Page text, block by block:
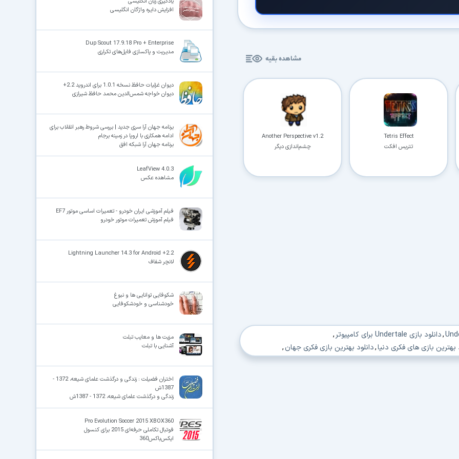
مشاهده بقیه
Tetris Effect
تتریس افکت
Another Perspective v1.2
چشم‌اندازی دیگر
,دانلود بازی Undertale برای کامپیوتر
,
بهترین بازی های فکری دنیا,دانلود بهترین بازی فکری جهان,
بهترین بازی فکری 2018
,دانلود بهترین بازی فکری کامپیوتر,
افزایش دایره واژگان انگلیسی
Dup Scout 17.9.18 Pro + Enterprise
مدیریت و پاکسازی فایل‌های تکراری
دیوان غزلیات حافظ نسخه 1.0.1 برای اندروید 2.2+
دیوان خواجه شمس‌الدین محمد حافظ شیرازی
برنامه جهان آرا سری جدید | بررسی شروط رهبر انقلاب برای
ادامه همکاری با اروپا در زمینه برجام
برنامه جهان آرا شبکه افق
LeafView 4.0.3
مشاهده عکس
فیلم آموزشی ایران خودرو - تعمیرات اساسی موتور EF7
فیلم آموزش تعمیرات موتور خودرو
Lightning Launcher 14.3 for Android +2.2
لانچر شفاف
شکوفایی توانایی ها و نبوغ
خودشناسی و خودشکوفایی
مزیت ها و معایب تبلت
آشنایی با تبلت
اختران فضیلت : زندگی و درگذشت علمای شیعه، 1372 -
1387ش
زندگی و درگذشت علمای شیعه، 1372 - 1387ش
Pro Evolution Soccer 2015 XBOX360
فوتبال تکاملی حرفه‌ای 2015 برای کنسول
ایکس‌باکس360